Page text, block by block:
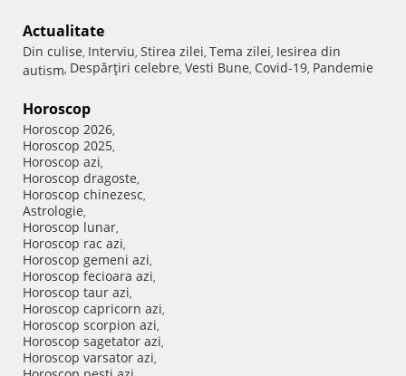
Actualitate
Din culise, Interviu, Stirea zilei, Tema zilei, Iesirea din
autism, Despărţiri celebre, Vesti Bune, Covid-19, Pandemie
Horoscop
Horoscop 2026,
Horoscop 2025,
Horoscop azi,
Horoscop dragoste,
Horoscop chinezesc,
Astrologie,
Horoscop lunar,
Horoscop rac azi,
Horoscop gemeni azi,
Horoscop fecioara azi,
Horoscop taur azi,
Horoscop capricorn azi,
Horoscop scorpion azi,
Horoscop sagetator azi,
Horoscop varsator azi,